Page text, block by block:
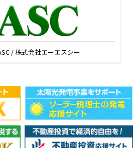
/ 株式会社エーエスシー